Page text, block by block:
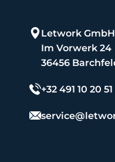
Letwork GmbH
Im Vorwerk 24
36456
+32 491 10 20 51